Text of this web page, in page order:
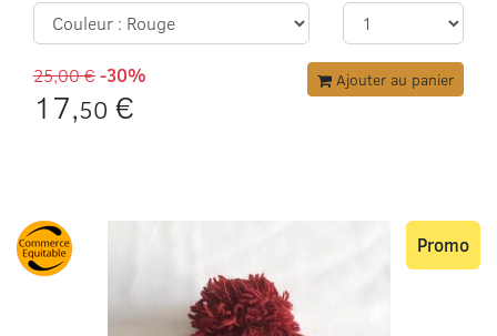
25,00 €-30%
17,50 €
Ajouter au panier
Promo